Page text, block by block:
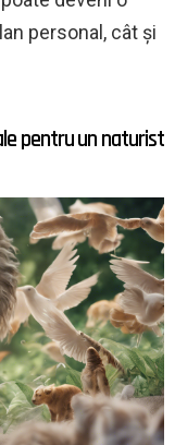
personal, cât și
pentru un naturist